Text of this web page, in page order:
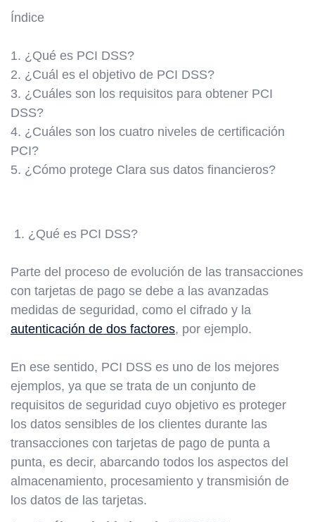
Índice
1. ¿Qué es PCI DSS?
2. ¿Cuál es el objetivo de PCI DSS?
3. ¿Cuáles son los requisitos para obtener PCI
DSS?
4. ¿Cuáles son los cuatro niveles de certificación
PCI?
5. ¿Cómo protege Clara sus datos financieros?
1. ¿Qué es PCI DSS?
Parte del proceso de evolución de las transacciones
con tarjetas de pago se debe a las avanzadas
medidas de seguridad, como el cifrado y la
autenticación de dos factores, por ejemplo.
En ese sentido, PCI DSS es uno de los mejores
ejemplos, ya que se trata de un conjunto de
requisitos de seguridad cuyo objetivo es proteger
los datos sensibles de los clientes durante las
transacciones con tarjetas de pago de punta a
punta, es decir, abarcando todos los aspectos del
almacenamiento, procesamiento y transmisión de
los datos de las tarjetas.